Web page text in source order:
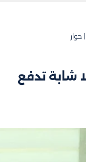
شابة تدفع